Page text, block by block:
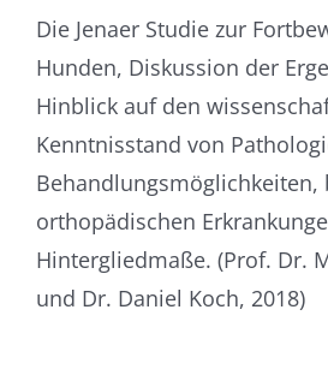
Die Jenaer Studie zur
Hunden, Diskussion der
Hinblick auf den
Kenntnisstand von
Behandlungsmöglichkeiten,
orthopädischen
Hintergliedmaße. (Prof. Dr.
und Dr. Daniel Koch, 2018)